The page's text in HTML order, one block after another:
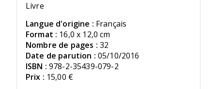
Livre
Langue d'origine : Français
Format : 16,0 x 12,0 cm
Nombre de pages : 32
Date de parution : 05/10/2016
ISBN : 978-2-35439-079-2
Prix : 15,00 €